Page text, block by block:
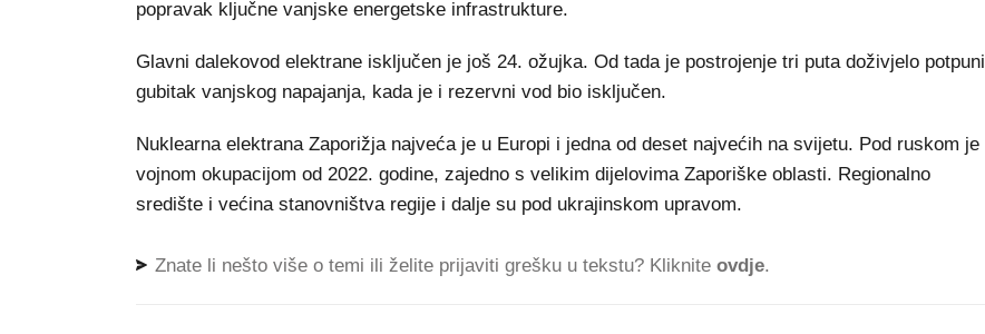
popravak ključne vanjske energetske infrastrukture.
Glavni dalekovod elektrane isključen je još 24. ožujka. Od tada je postrojenje tri puta doživjelo potpuni
gubitak vanjskog napajanja, kada je i rezervni vod bio isključen.
Nuklearna elektrana Zaporižja najveća je u Europi i jedna od deset najvećih na svijetu. Pod ruskom je
vojnom okupacijom od 2022. godine, zajedno s velikim dijelovima Zaporiške oblasti. Regionalno
središte i većina stanovništva regije i dalje su pod ukrajinskom upravom.
Znate li nešto više o temi ili želite prijaviti grešku u tekstu? Kliknite ovdje.